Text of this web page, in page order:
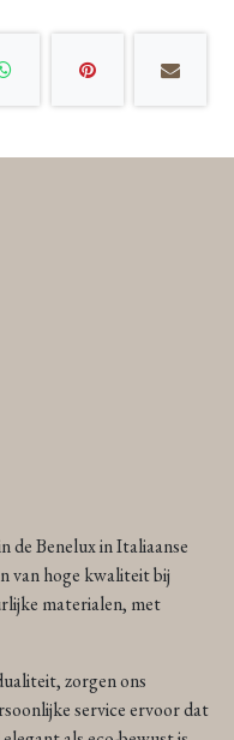
de Benelux in Italiaanse
van hoge kwaliteit bij
materialen, met
zorgen ons
service ervoor dat